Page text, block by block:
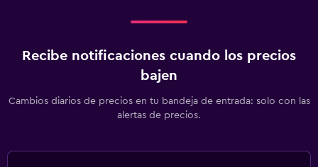
Recibe notificaciones cuando los precios
bajen
Cambios diarios de precios en tu bandeja de entrada: solo con las
alertas de precios.